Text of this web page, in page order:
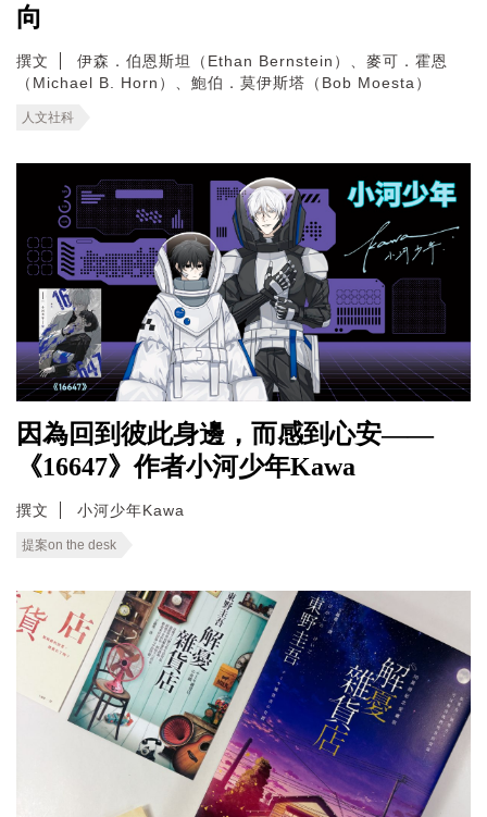
向
撰文
伊森．伯恩斯坦（Ethan Bernstein）、麥可．霍恩
（Michael B. Horn）、鮑伯．莫伊斯塔（Bob Moesta）
人文社科
因為回到彼此身邊，而感到心安——
《16647》作者小河少年Kawa
撰文 小河少年Kawa
提案on the desk